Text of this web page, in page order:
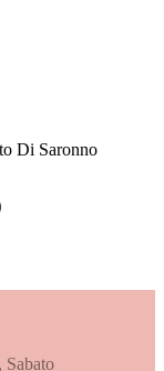
Di Saronno